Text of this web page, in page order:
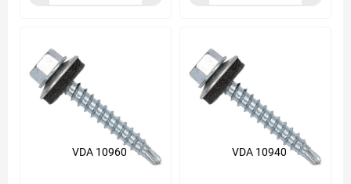
VDA 10960 VDA 10940